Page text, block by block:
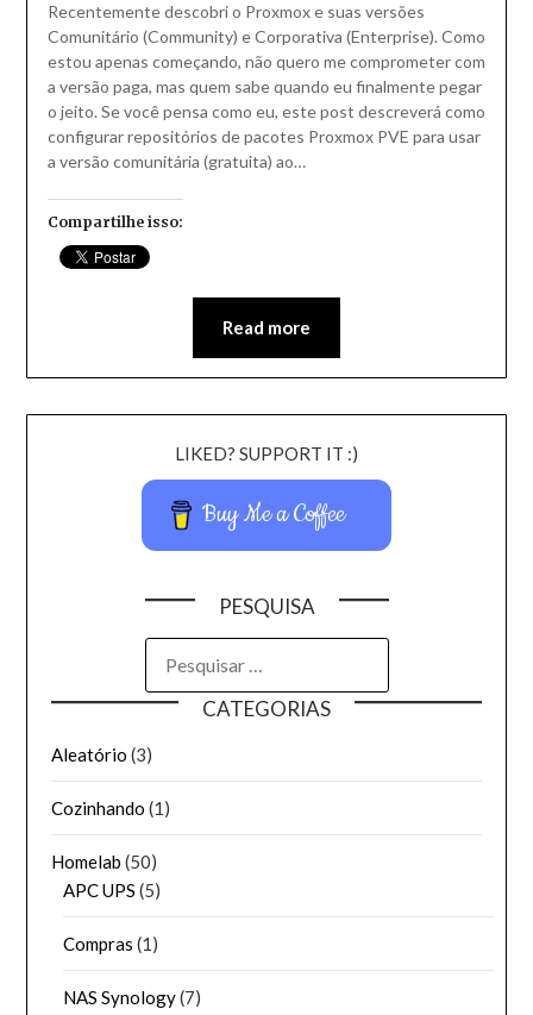
Recentemente descobri o Proxmox e suas versões
Comunitário (Community) e Corporativa (Enterprise). Como
estou apenas começando, não quero me comprometer com
a versão paga, mas quem sabe quando eu finalmente pegar
o jeito. Se você pensa como eu, este post descreverá como
configurar repositórios de pacotes Proxmox PVE para usar
a versão comunitária (gratuita) ao…
Compartilhe isso:
Read more
LIKED? SUPPORT IT :)
Buy Me a Coffee
PESQUISA
CATEGORIAS
Aleatório (3)
Cozinhando (1)
Homelab (50)
APC UPS (5)
Compras (1)
NAS Synology(7)